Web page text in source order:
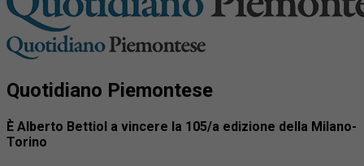
Quotidiano Piemontese
È Alberto Bettiol a vincere la 105/a edizione della Milano-
Torino